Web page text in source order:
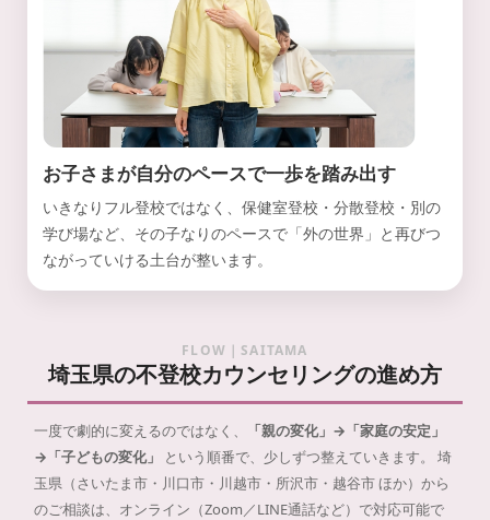
お子さまが自分のペースで一歩を踏み出す
いきなりフル登校ではなく、保健室登校・分散登校・別の
学び場など、その子なりのペースで「外の世界」と再びつ
ながっていける土台が整います。
FLOW｜SAITAMA
埼玉県の不登校カウンセリングの進め方
一度で劇的に変えるのではなく、
「親の変化」→「家庭の安定」
→「子どもの変化」
という順番で、少しずつ整えていきます。
埼
玉県（さいたま市・川口市・川越市・所沢市・越谷市 ほか）から
のご相談は、オンライン（Zoom／LINE通話など）で対応可能で